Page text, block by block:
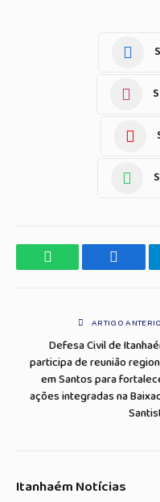
WhatsApp
ARTIGO
Defesa Civil de
participa de reunião
em Santos para
ações integradas na
Itanhaém Notícias